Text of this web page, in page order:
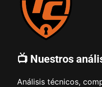
📺 Nuestros
Análisis técnicos,